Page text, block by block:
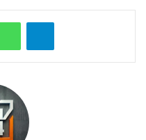
WhatsAppTelegram